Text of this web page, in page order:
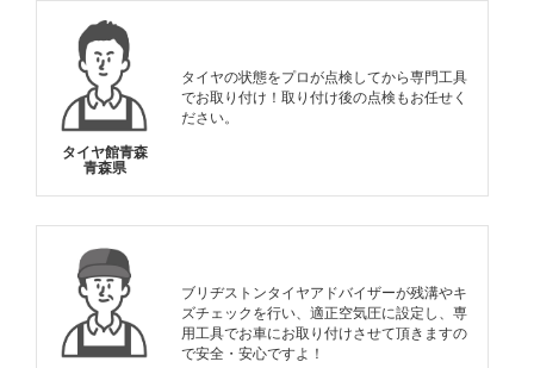
タイヤ館青森
青森県
タイヤの状態をプロが点検してから専門工具
でお取り付け！取り付け後の点検もお任せく
ださい。
ブリヂストンタイヤアドバイザーが残溝やキ
ズチェックを行い、適正空気圧に設定し、専
用工具でお車にお取り付けさせて頂きますの
で安全・安心ですよ！